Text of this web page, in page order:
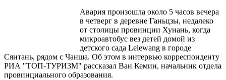
Авария произошла около 5 часов вечера
в четверг в деревне Ганьцзы, недалеко
от столицы провинции Хунань, когда
микроавтобус вез детей домой из
детского сада Lelewang в городе
Сянтань, рядом с Чанша. Об этом в интервью корреспонденту
РИА "ТОП-ТУРИЗМ" рассказал Ван Кемин, начальник отдела
провинциального образования.